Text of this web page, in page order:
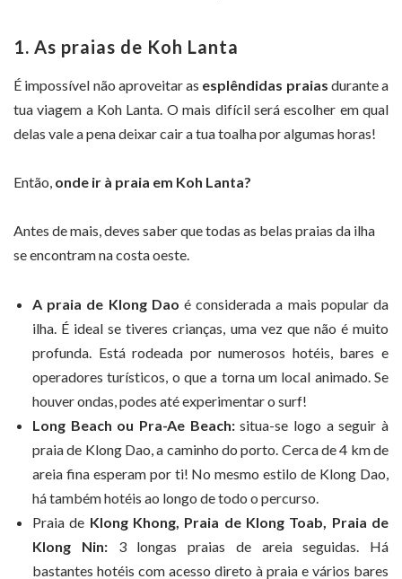
1. As praias de Koh Lanta
É impossível não aproveitar as esplêndidas praias durante a
tua viagem a Koh Lanta. O mais difícil será escolher em qual
delas vale a pena deixar cair a tua toalha por algumas horas!
Então, onde ir à praia em Koh Lanta?
Antes de mais, deves saber que todas as belas praias da ilha
se encontram na costa oeste.
A praia de Klong Dao é considerada a mais popular da
ilha. É ideal se tiveres crianças, uma vez que não é muito
profunda. Está rodeada por numerosos hotéis, bares e
operadores turísticos, o que a torna um local animado. Se
houver ondas, podes até experimentar o surf!
Long Beach ou Pra-Ae Beach:situa-se logo a seguir à
praia de Klong Dao, a caminho do porto. Cerca de 4 km de
areia fina esperam por ti! No mesmo estilo de Klong Dao,
há também hotéis ao longo de todo o percurso.
Praia de Klong Khong, Praia de Klong Toab, Praia de
Klong Nin:3 longas praias de areia seguidas. Há
bastantes hotéis com acesso direto à praia e vários bares